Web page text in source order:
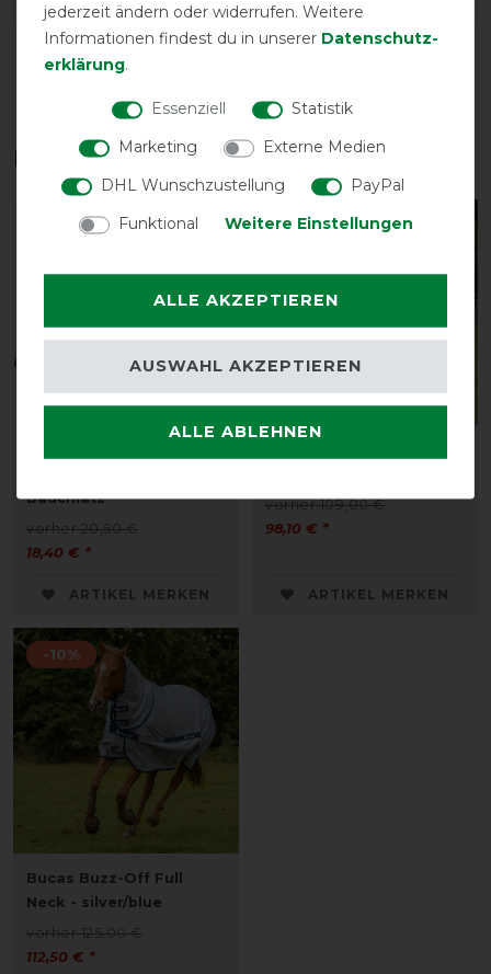
DETAILS ZUR PRODUKTSICHERHEIT
Das perfekte Zubehör für dich
-10%
Bauchlatz
vorher 20,50 €
18,40 € *
ARTIKEL MERKEN
-10%
vorher 109,00 €
98,10 € *
ARTIKEL MERKEN
-10%
Bucas Buzz-Off Full
Neck - silver/blue
vorher 125,00 €
112,50 € *
jederzeit ändern oder widerrufen. Weitere
Informationen findest du in unserer Daten­schutz­
erklärung.
Essenziell
Statistik
Marketing
Externe Medien
DHL Wunschzustellung
PayPal
Funktional
Weitere Einstellungen
ALLE AKZEPTIEREN
ALLE ABLEHNEN
AUSWAHL AKZEPTIEREN